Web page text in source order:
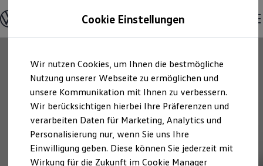
Hauptinhalt
springen
Footer
springen
Offene Stellen entdecken
Einstiegsmöglichkeiten
Schüler
Schülerpraktikum
Schüler Ferienjobs
Einstiegsqualifizierung
Studenten
Praktikum
Abschlussarbeit
Master-Stipendium
Auslandspraktikum
Jobs in Semesterferien
Werkstudentin / Werkstudent
Cookie Einstellungen
Wir nutzen Cookies, um Ihnen die bestmögliche
Nutzung unserer Webseite zu ermöglichen und
unsere Kommunikation mit Ihnen zu verbessern.
Wir berücksichtigen hierbei Ihre Präferenzen und
verarbeiten Daten für Marketing, Analytics und
Personalisierung nur, wenn Sie uns Ihre
Einwilligung geben. Diese können Sie jederzeit mit
Wirkung für die Zukunft im Cookie Manager